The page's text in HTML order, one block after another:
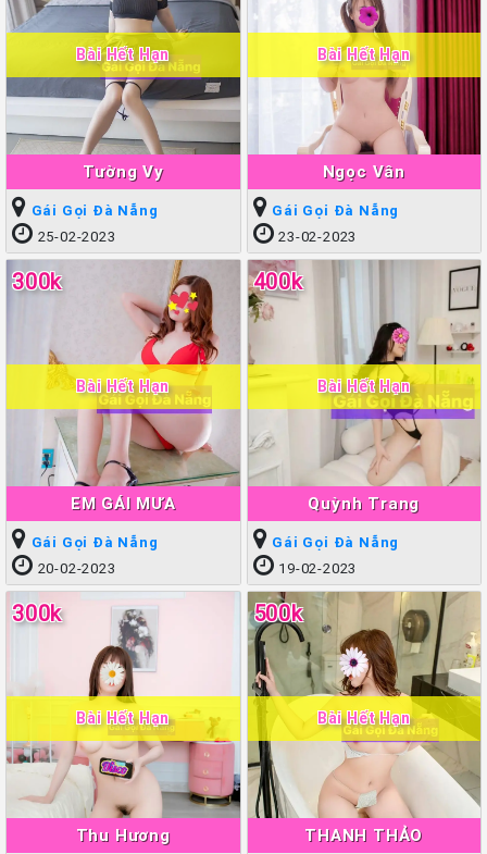
Tường Vy
Bài Hết Hạn
Gái Gọi Đà Nẵng
25-02-2023
Ngọc Vân
Bài Hết Hạn
Gái Gọi Đà Nẵng
23-02-2023
EM GÁI MƯA
300k
Bài Hết Hạn
Gái Gọi Đà Nẵng
20-02-2023
Quỳnh Trang
400k
Bài Hết Hạn
Gái Gọi Đà Nẵng
19-02-2023
Thu Hương
300k
Bài Hết Hạn
THANH THẢO
500k
Bài Hết Hạn